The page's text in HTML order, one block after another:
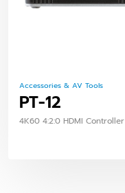
Accessories & AV Tools
PT-12
4K60 4:2:0 HDMI Controller